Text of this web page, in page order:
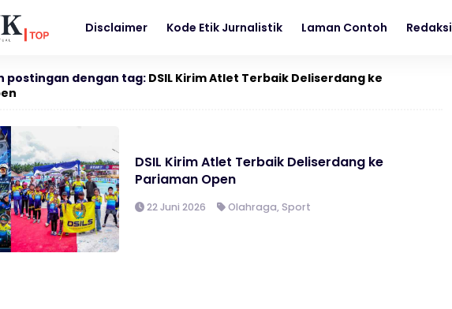
Disclaimer Kode Etik Jurnalistik Laman Contoh Redaksi
postingan dengan tag:DSIL Kirim Atlet Terbaik Deliserdang ke
DSIL Kirim Atlet Terbaik Deliserdang ke
Pariaman Open
22 Juni 2026 Olahraga,Sport